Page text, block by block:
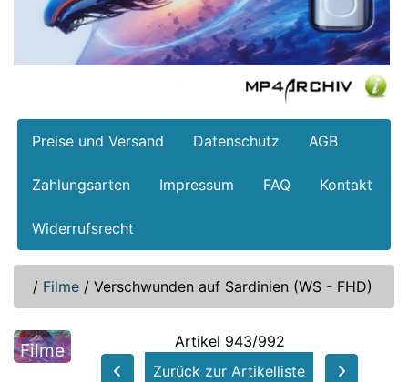
Preise und Versand Datenschutz AGB
Zahlungsarten Impressum FAQ Kontakt
Widerrufsrecht
/ Filme / Verschwunden auf Sardinien (WS - FHD)
Filme
Artikel 943/992
Zurück zur Artikelliste